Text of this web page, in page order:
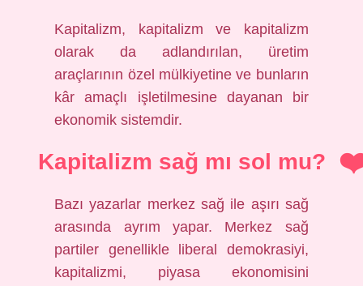
Kapitalizm, kapitalizm ve kapitalizm
olarak da adlandırılan, üretim
araçlarının özel mülkiyetine ve bunların
kâr amaçlı işletilmesine dayanan bir
ekonomik sistemdir.
Kapitalizm sağ mı sol mu?
Bazı yazarlar merkez sağ ile aşırı sağ
arasında ayrım yapar. Merkez sağ
partiler genellikle liberal demokrasiyi,
kapitalizmi, piyasa ekonomisini